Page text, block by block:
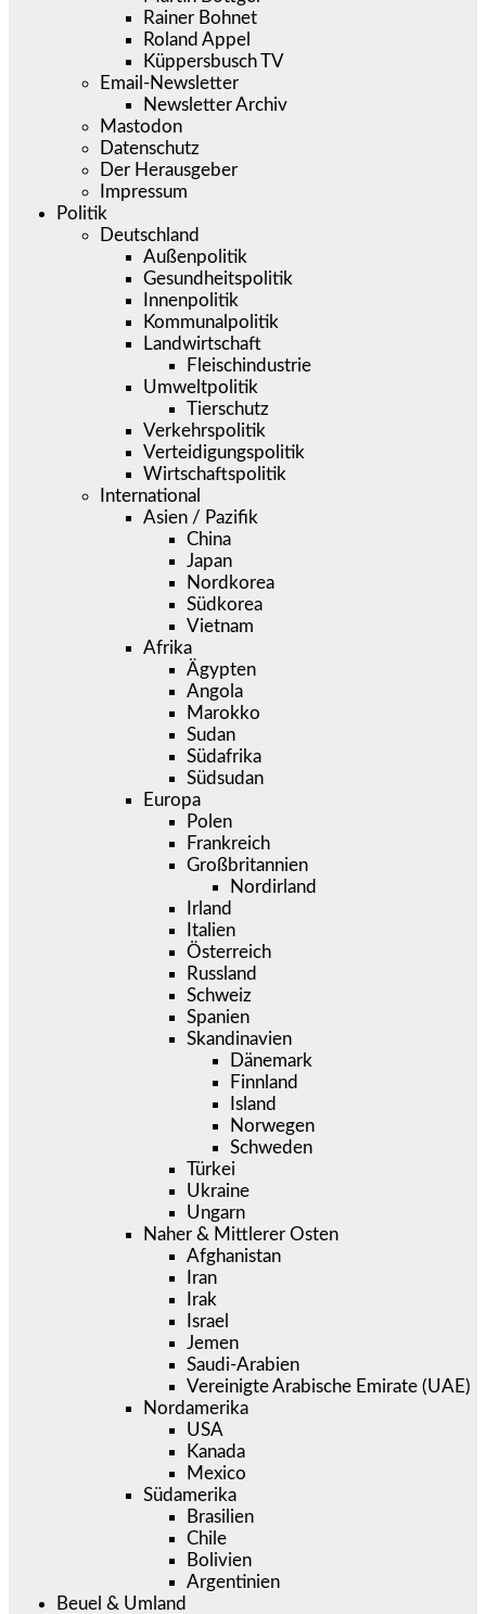
Rainer Bohnet
Roland Appel
Küppersbusch TV
Email-Newsletter
Newsletter Archiv
Mastodon
Datenschutz
Der Herausgeber
Impressum
Politik
Deutschland
Außenpolitik
Gesundheitspolitik
Innenpolitik
Kommunalpolitik
Landwirtschaft
Fleischindustrie
Umweltpolitik
Tierschutz
Verkehrspolitik
Verteidigungspolitik
Wirtschaftspolitik
International
Asien / Pazifik
China
Japan
Nordkorea
Südkorea
Vietnam
Afrika
Ägypten
Angola
Marokko
Sudan
Südafrika
Südsudan
Europa
Polen
Frankreich
Großbritannien
Nordirland
Irland
Italien
Österreich
Russland
Schweiz
Spanien
Skandinavien
Dänemark
Finnland
Island
Norwegen
Schweden
Türkei
Ukraine
Ungarn
Naher & Mittlerer Osten
Afghanistan
Iran
Irak
Israel
Jemen
Saudi-Arabien
Vereinigte Arabische Emirate (UAE)
Nordamerika
USA
Kanada
Mexico
Südamerika
Brasilien
Chile
Bolivien
Argentinien
Beuel & Umland